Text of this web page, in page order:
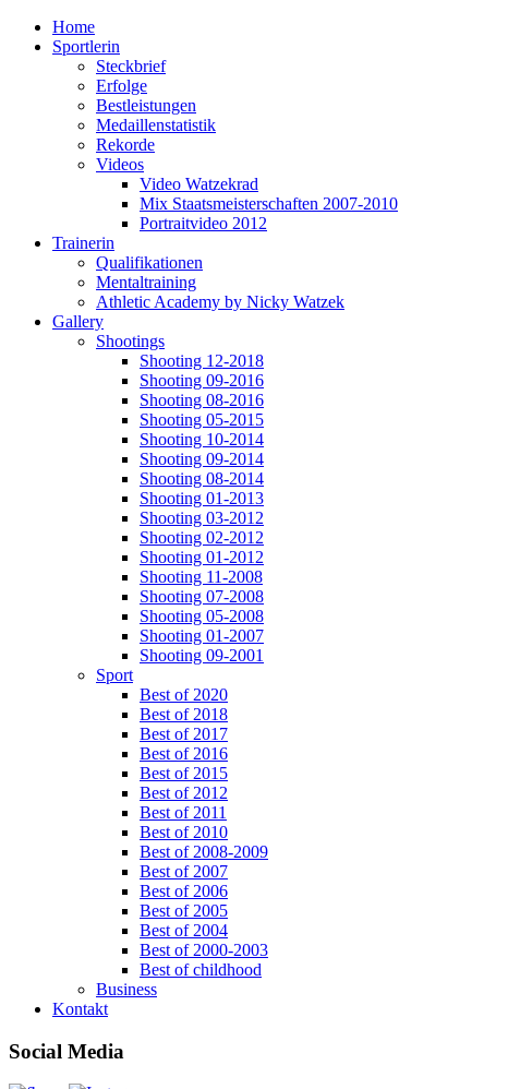
Home
Sportlerin
Steckbrief
Erfolge
Bestleistungen
Medaillenstatistik
Rekorde
Videos
Video Watzekrad
Mix Staatsmeisterschaften 2007-2010
Portraitvideo 2012
Trainerin
Qualifikationen
Mentaltraining
Athletic Academy by Nicky Watzek
Gallery
Shootings
Shooting 12-2018
Shooting 09-2016
Shooting 08-2016
Shooting 05-2015
Shooting 10-2014
Shooting 09-2014
Shooting 08-2014
Shooting 01-2013
Shooting 03-2012
Shooting 02-2012
Shooting 01-2012
Shooting 11-2008
Shooting 07-2008
Shooting 05-2008
Shooting 01-2007
Shooting 09-2001
Sport
Best of 2020
Best of 2018
Best of 2017
Best of 2016
Best of 2015
Best of 2012
Best of 2011
Best of 2010
Best of 2008-2009
Best of 2007
Best of 2006
Best of 2005
Best of 2004
Best of 2000-2003
Best of childhood
Business
Kontakt
Social Media